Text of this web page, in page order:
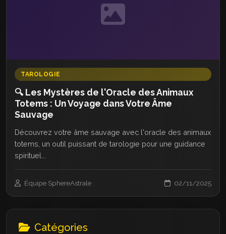
TAROLOGIE
🔍 Les Mystères de l'Oracle des Animaux
Totems : Un Voyage dans Votre Âme
Sauvage
Découvrez votre âme sauvage avec l'oracle des animaux
totems, un outil puissant de tarologie pour une guidance
spirituel...
Équipe SphereAstrale 02/11/2025
Catégories